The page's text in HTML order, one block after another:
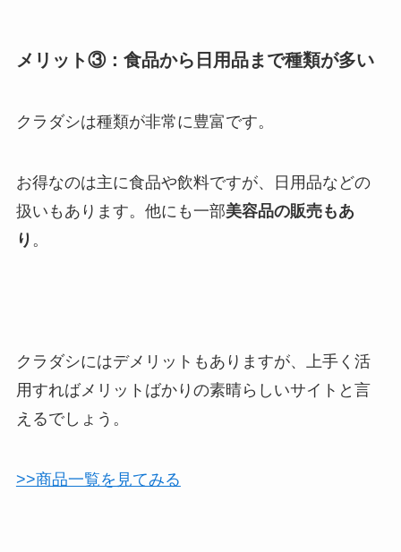
メリット③：食品から日用品まで種類が多い
クラダシは種類が非常に豊富です。
お得なのは主に食品や飲料ですが、日用品などの
扱いもあります。他にも一部美容品の販売もあ
り 。
クラダシにはデメリットもありますが、上手く活
用すればメリットばかりの素晴らしいサイトと言
えるでしょう。
>>商品一覧を見てみる